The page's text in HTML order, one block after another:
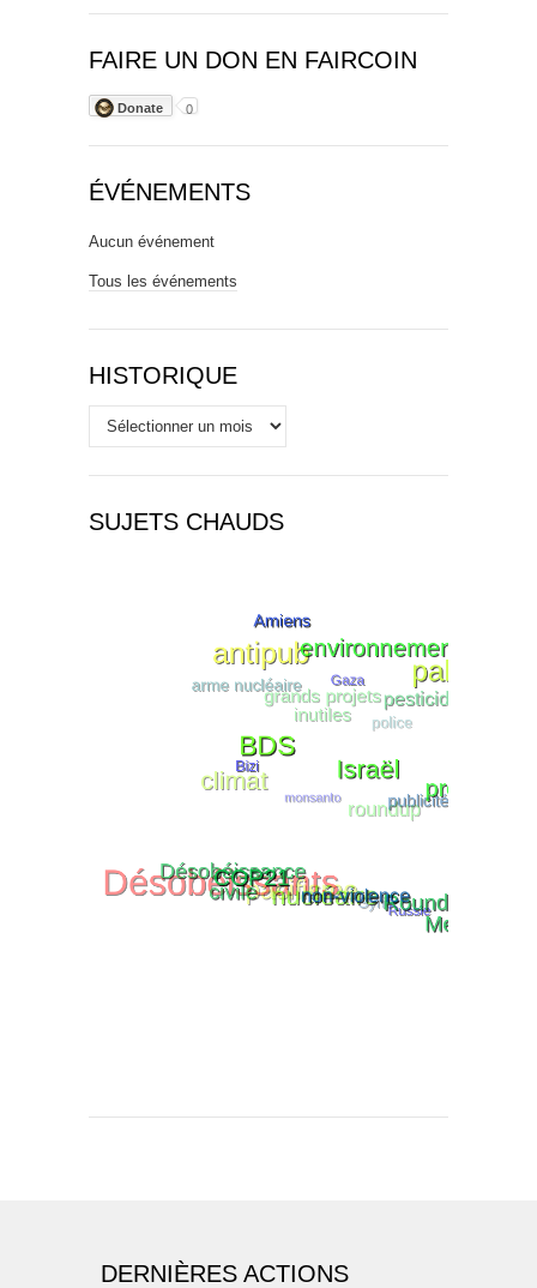
FAIRE UN DON EN FAIRCOIN
Donate 0
ÉVÉNEMENTS
Aucun événement
Tous les événements
HISTORIQUE
Historique
SUJETS CHAUDS
DERNIÈRES ACTIONS